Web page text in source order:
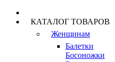
КАТАЛОГ ТОВАРОВ
Женщинам
Балетки
Босоножки